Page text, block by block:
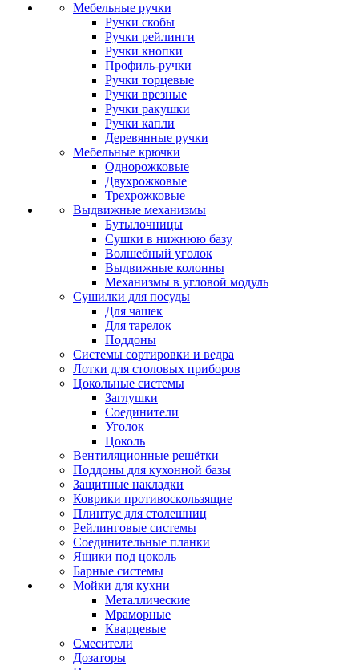
Мебельные ручки
Ручки скобы
Ручки рейлинги
Ручки кнопки
Профиль-ручки
Ручки торцевые
Ручки врезные
Ручки ракушки
Ручки капли
Деревянные ручки
Мебельные крючки
Однорожковые
Двухрожковые
Трехрожковые
Выдвижные механизмы
Бутылочницы
Сушки в нижнюю базу
Волшебный уголок
Выдвижные колонны
Механизмы в угловой модуль
Сушилки для посуды
Для чашек
Для тарелок
Поддоны
Системы сортировки и ведра
Лотки для столовых приборов
Цокольные системы
Заглушки
Соединители
Уголок
Цоколь
Вентиляционные решётки
Поддоны для кухонной базы
Защитные накладки
Коврики противоскользящие
Плинтус для столешниц
Рейлинговые системы
Соединительные планки
Ящики под цоколь
Барные системы
Мойки для кухни
Металлические
Мраморные
Кварцевые
Смесители
Дозаторы